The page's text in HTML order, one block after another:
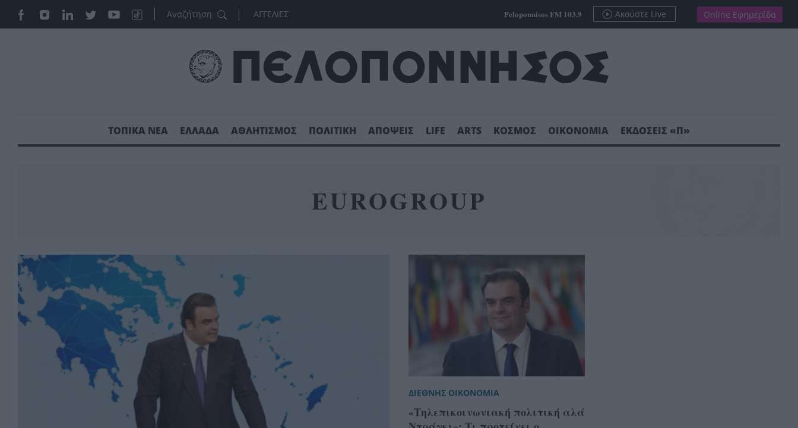
ΑΓΓΕΛΙΕΣ Peloponnisos FM 103.9 Ακούστε Live Online Εφημερίδα
ΤΟΠΙΚΑ ΝΕΑ ΕΛΛΑΔΑ ΑΘΛΗΤΙΣΜΟΣ ΠΟΛΙΤΙΚΗ ΑΠΟΨΕΙΣ LIFE ARTS ΚΟΣΜΟΣ ΟΙΚΟΝΟΜΙΑ ΕΚΔΟΣΕΙΣ «Π»
EUROGROUP
ΔΙΕΘΝΗΣ ΟΙΚΟΝΟΜΙΑ
«Τηλεπικοινωνιακή πολιτική αλά